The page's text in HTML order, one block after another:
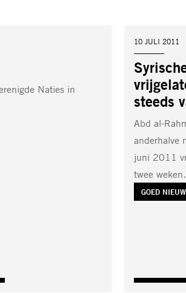
Naties in
steeds
TAG:
GOED
DATUM:
10 JULI 2011
Abd al-
anderhalve
juni 2011
twee